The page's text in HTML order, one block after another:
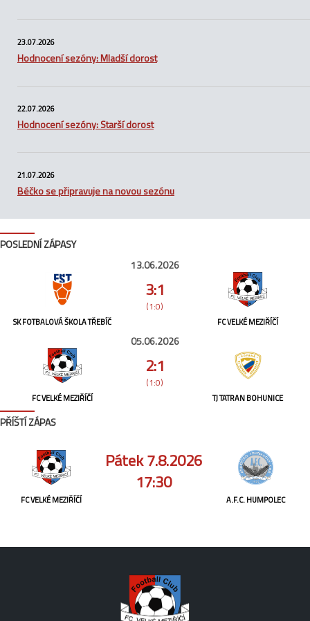
23.07.2026
Hodnocení sezóny: Mladší dorost
22.07.2026
Hodnocení sezóny: Starší dorost
21.07.2026
Béčko se připravuje na novou sezónu
POSLEDNÍ ZÁPASY
SK FOTBALOVÁ ŠKOLA TŘEBÍČ
13.06.2026
3:1
(1:0)
FC VELKÉ MEZIŘÍČÍ
FC VELKÉ MEZIŘÍČÍ
05.06.2026
2:1
(1:0)
TJ TATRAN BOHUNICE
PŘÍŠTÍ ZÁPAS
FC VELKÉ MEZIŘÍČÍ
Pátek 7.8.2026
17:30
A.F.C. HUMPOLEC